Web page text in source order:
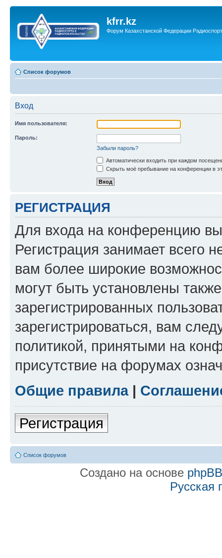
kfrr.kz
Форум Казахстанской Федерации
Список форумов
Вход
Имя пользователя:
Пароль:
Забыли пароль?
Автоматически входить при каждом
Скрыть моё пребывание на конференции в
РЕГИСТРАЦИЯ
Для входа на конференцию
Регистрация занимает всего
вам более широкие
могут быть установлены
зарегистрированных
зарегистрироваться, вам
политикой, принятыми на
присутствие на форумах
Общие правила|
Регистрация
Список форумов
Создано на основе phpBB
Русская